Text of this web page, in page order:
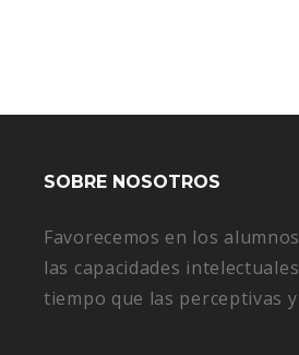
SOBRE NOSOTROS
Favorecemos en los
las capacidades
tiempo que las perceptivas